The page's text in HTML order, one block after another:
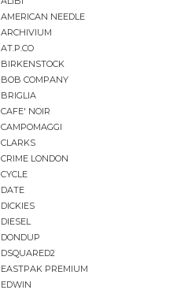
AMERICAN NEEDLE
ARCHIVIUM
AT.P.CO
BIRKENSTOCK
BOB COMPANY
BRIGLIA
CAFE' NOIR
CAMPOMAGGI
CLARKS
CRIME LONDON
CYCLE
DATE
DICKIES
DIESEL
DONDUP
DSQUARED2
EASTPAK PREMIUM
EDWIN